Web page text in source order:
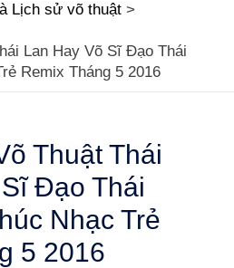
Lịch sử võ thuật
Lan Hay Võ Sĩ Đạo Thái
Remix Tháng 5 2016
Thuật Thái
Đạo Thái
Nhạc Trẻ
5 2016